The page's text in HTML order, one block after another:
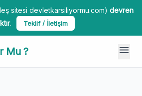
sitesi devletkarsiliyormu.com) devren
. Teklif / İletişim
Mu ? menu